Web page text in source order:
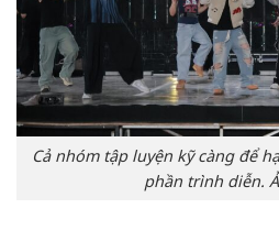
Cả nhóm tập luyện kỹ càng để
phần trình diễn.